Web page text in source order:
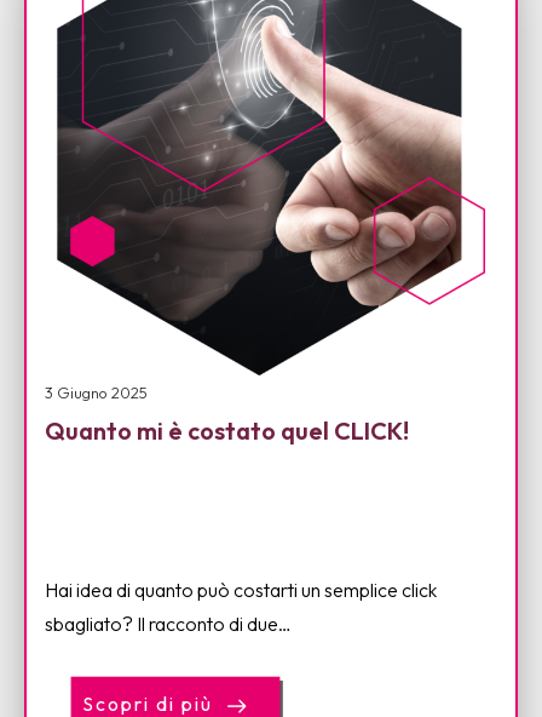
News
Per le Aziende
3 Giugno 2025
Quanto mi è costato quel CLICK!
Hai idea di quanto può costarti un semplice click
sbagliato? Il racconto di due…
Scopri di più